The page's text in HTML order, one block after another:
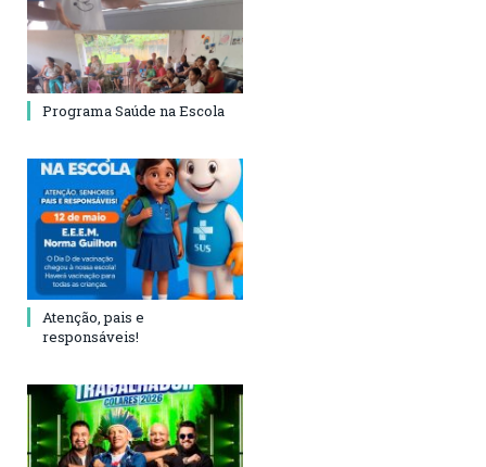
Programa Saúde na Escola
Atenção, pais e
responsáveis!